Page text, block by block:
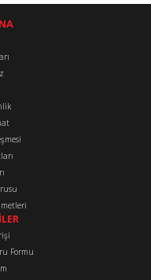
öneri formunu kullanarak
Formu